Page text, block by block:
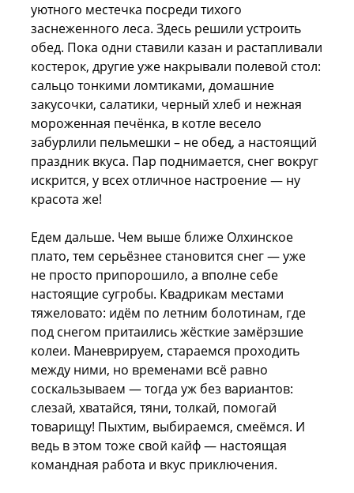
уютного местечка посреди тихого
заснеженного леса. Здесь решили устроить
обед. Пока одни ставили казан и растапливали
костерок, другие уже накрывали полевой стол:
сальцо тонкими ломтиками, домашние
закусочки, салатики, черный хлеб и нежная
мороженная печёнка, в котле весело
забурлили пельмешки – не обед, а настоящий
праздник вкуса. Пар поднимается, снег вокруг
искрится, у всех отличное настроение — ну
красота же!
Едем дальше. Чем выше ближе Олхинское
плато, тем серьёзнее становится снег — уже
не просто припорошило, а вполне себе
настоящие сугробы. Квадрикам местами
тяжеловато: идём по летним болотинам, где
под снегом притаились жёсткие замёрзшие
колеи. Маневрируем, стараемся проходить
между ними, но временами всё равно
соскальзываем — тогда уж без вариантов:
слезай, хватайся, тяни, толкай, помогай
товарищу! Пыхтим, выбираемся, смеёмся. И
ведь в этом тоже свой кайф — настоящая
командная работа и вкус приключения.